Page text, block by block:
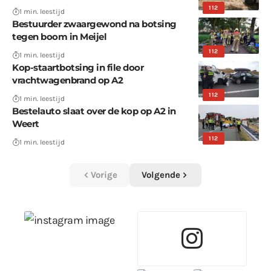
112
1 min. leestijd
112
Bestuurder zwaargewond na botsing
tegen boom in Meijel
1 min. leestijd
112
Kop-staartbotsing in file door
vrachtwagenbrand op A2
1 min. leestijd
112
Bestelauto slaat over de kop op A2 in
Weert
1 min. leestijd
Vorige Volgende